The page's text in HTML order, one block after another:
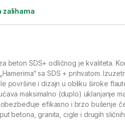
zalihama
beton SDS+ odličnog je kvaliteta.
sa SDS + prihvatom.
površine i dizajn u obliku široke
maksimalno (duplo) uklanjanje
efikasno i brzo bušenje
betona, granita, cigle i drugih